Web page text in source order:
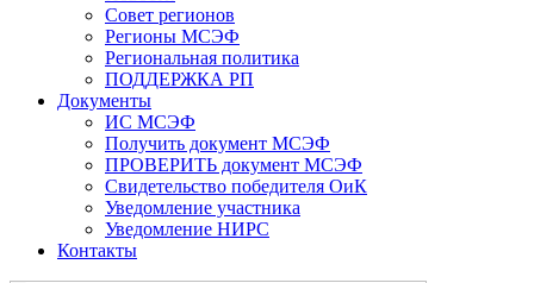
Совет регионов
Регионы МСЭФ
Региональная политика
ПОДДЕРЖКА РП
Документы
ИС МСЭФ
Получить документ МСЭФ
ПРОВЕРИТЬ документ МСЭФ
Свидетельство победителя ОиК
Уведомление участника
Уведомление НИРС
Контакты